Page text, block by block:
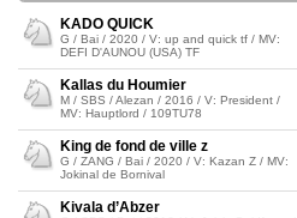
KADO QUICK
G / Bai / 2020 / V: up and quick tf / MV:
DEFI D'AUNOU (USA) TF
Kallas du Houmier
M / SBS / Alezan / 2016 / V: President /
MV: Hauptlord / 109TU78
King de fond de ville z
G / ZANG / Bai / 2020 / V: Kazan Z / MV:
Jokinal de Bornival
Kivala d’Abzer